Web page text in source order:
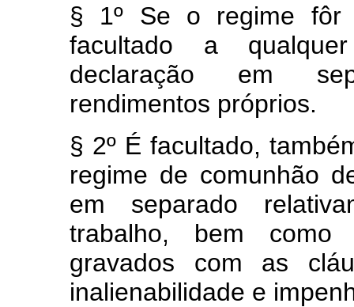
§ 1º Se o regime fôr
facultado a
declaração em
rendimentos próprios.
§ 2º É facultado,
regime de comunhão
em separado
trabalho, bem
gravados com as
inalienabilidade e